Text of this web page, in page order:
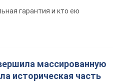
гарантия и кто ею
массированную
историческая часть